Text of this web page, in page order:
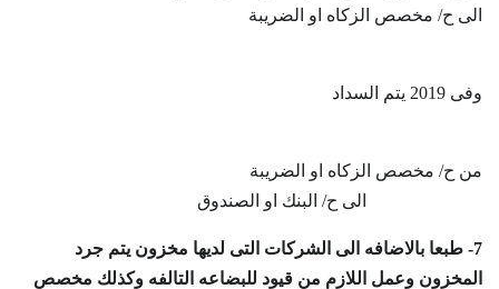
الى ح/ مخصص الزكاه او الضريبة
وفى 2019 يتم السداد
من ح/ مخصص الزكاه او الضريبة
الى ح/ البنك او الصندوق
7- طبعا بالاضافه الى الشركات التى لديها مخزون يتم جرد
المخزون وعمل اللازم من قيود للبضاعه التالفه وكذلك مخصص